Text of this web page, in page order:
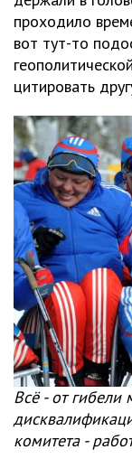
проходило
вот тут-то
цитировать
Всё - от гибели
комитета -